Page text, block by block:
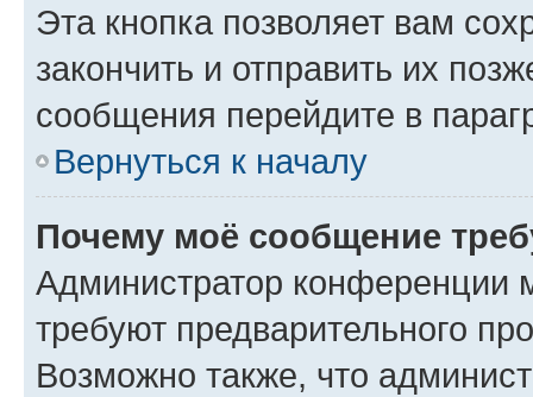
Эта кнопка позволяет вам
закончить и отправить их
сообщения перейдите в
Вернуться к началу
Почему моё сообщение
Администратор конференции
требуют предварительного
Возможно также, что